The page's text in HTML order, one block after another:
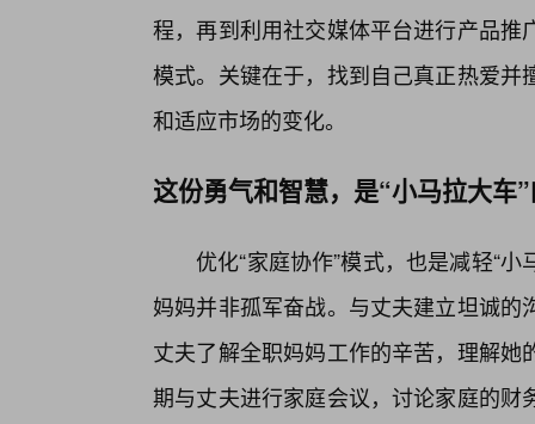
程，再到利用社交媒体平台进行产品
模式。关键在于，找到自己真正热爱
和适应市场的变化。
这份勇气和智慧，是“小马拉大车
优化“家庭协作”模式，也是减轻“
妈妈并非孤军奋战。与丈夫建立坦诚
丈夫了解全职妈妈工作的辛苦，理解
期与丈夫进行家庭会议，讨论家庭的